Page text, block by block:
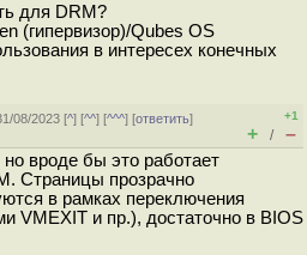
для DRM?
(гипервизор)/Qubes OS
в интересех конечных
08/2023 [^] [^^] [^^^] [ответить]
+1
+ / –
вроде бы это работает
Страницы прозрачно
в рамках переключения
VMEXIT и пр.), достаточно в BIOS